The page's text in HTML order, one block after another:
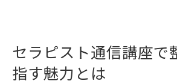
法
自宅でスキルアップ！通
セラピスト通信講座で
指す魅力とは